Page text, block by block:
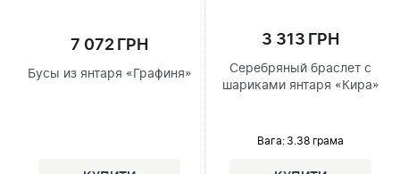
7 072 ГРН
Бусы из янтаря «Графиня»
3 313 ГРН
Серебряный браслет с
шариками янтаря «Кира»
Вага: 3.38 грама